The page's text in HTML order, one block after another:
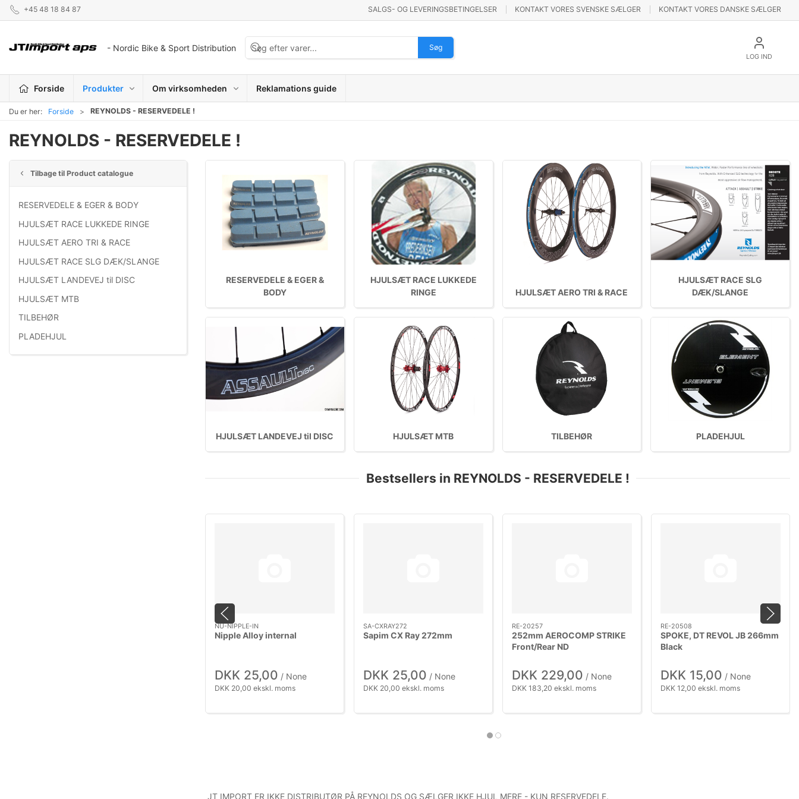
+45 48 18 84 87 SALGS- OG LEVERINGSBETINGELSER KONTAKT VORES SVENSKE SÆLGER KONTAKT VORES DANSKE SÆLGER
- Nordic Bike & Sport Distribution Søg
LOG IND
Forside Produkter Om virksomheden Reklamations guide
Du er her: Forside REYNOLDS - RESERVEDELE !
REYNOLDS - RESERVEDELE !
Tilbage til Product catalogue
RESERVEDELE & EGER & BODY
HJULSÆT RACE LUKKEDE RINGE
HJULSÆT AERO TRI & RACE
HJULSÆT RACE SLG DÆK/SLANGE
HJULSÆT LANDEVEJ til DISC
HJULSÆT MTB
TILBEHØR
PLADEHJUL
RESERVEDELE & EGER &
BODY
HJULSÆT RACE LUKKEDE
RINGE
HJULSÆT AERO TRI & RACE
HJULSÆT RACE SLG
DÆK/SLANGE
HJULSÆT LANDEVEJ til DISC HJULSÆT MTB TILBEHØR PLADEHJUL
Bestsellers in REYNOLDS - RESERVEDELE !
NU-NIPPLE-IN
Nipple Alloy internal
DKK 25,00 / None
DKK 20,00 ekskl. moms
SA-CXRAY272
Sapim CX Ray 272mm
DKK 25,00 / None
DKK 20,00 ekskl. moms
RE-20257
252mm AEROCOMP STRIKE
Front/Rear ND
DKK 229,00 / None
DKK 183,20 ekskl. moms
RE-20508
SPOKE, DT REVOL JB 266mm
Black
DKK 15,00 / None
DKK 12,00 ekskl. moms
JT IMPORT ER IKKE DISTRIBUTØR PÅ REYNOLDS OG SÆLGER IKKE HJUL MERE - KUN RESERVEDELE.